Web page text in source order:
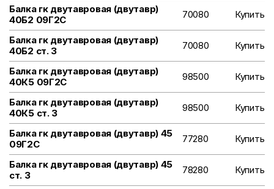
Балка гк двутавровая (двутавр)
40Б2 09Г2С
70080 Купить
Балка гк двутавровая (двутавр)
40Б2 ст. 3
70080 Купить
Балка гк двутавровая (двутавр)
40К5 09Г2С
98500 Купить
Балка гк двутавровая (двутавр)
40К5 ст. 3
98500 Купить
Балка гк двутавровая (двутавр) 45
09Г2С
77280 Купить
Балка гк двутавровая (двутавр) 45
ст. 3
78280 Купить